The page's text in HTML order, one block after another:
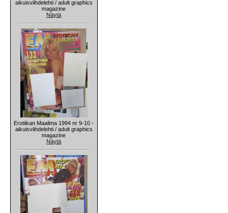
aikuisviihdelehti / adult graphics
magazine
Näytä
Erotiikan Maailma 1994 nr 9-10 -
aikuisviihdelehti / adult graphics
magazine
Näytä